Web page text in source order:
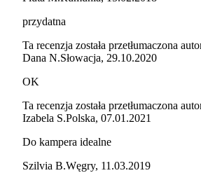
przydatna
Ta recenzja została przetłumaczona
Dana N.Słowacja, 29.10.2020
OK
Ta recenzja została przetłumaczona
Izabela S.Polska, 07.01.2021
Do kampera idealne
Szilvia B.Węgry, 11.03.2019